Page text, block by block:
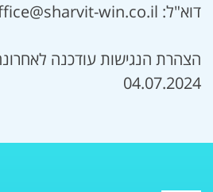
דוא"ל: office@sharvit-win.co.il
הצהרת הנגישות עודכנה
04.07.2024